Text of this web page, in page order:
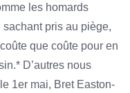
les homards
sachant pris au piège,
que coûte pour en
D’autres nous
1er mai, Bret Easton-